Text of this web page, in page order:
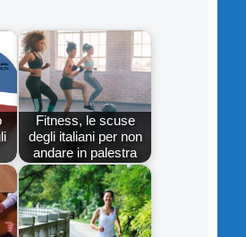
Fitness, le scuse
degli italiani per non
andare in palestra